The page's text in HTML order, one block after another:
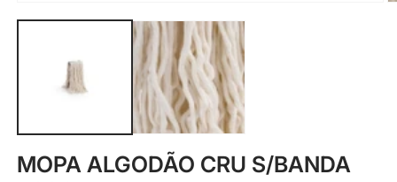
conteúdo
MOPA ALGODÃO CRU S/BANDA